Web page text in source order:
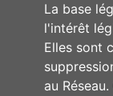
La base
l'intérêt
Elles sont
au